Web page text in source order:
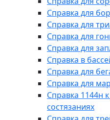
Справка для
Справка для
Справка для
Справка для
Справка в
Справка для
Справка для
Справка 1144н
состязаниях